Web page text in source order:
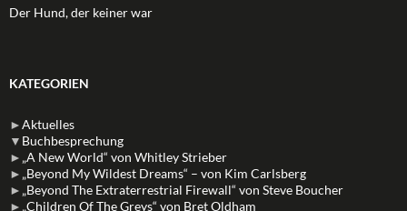
Der Hund, der keiner war
KATEGORIEN
►Aktuelles
▼ Buchbesprechung
► „A New World“ von Whitley Strieber
► „Beyond My Wildest Dreams“ – von Kim Carlsberg
► „Beyond The Extraterrestrial Firewall“ von Steve Boucher
► „Children Of The Greys“ von Bret Oldham